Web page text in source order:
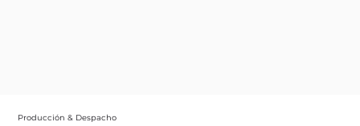
Producción & Despacho